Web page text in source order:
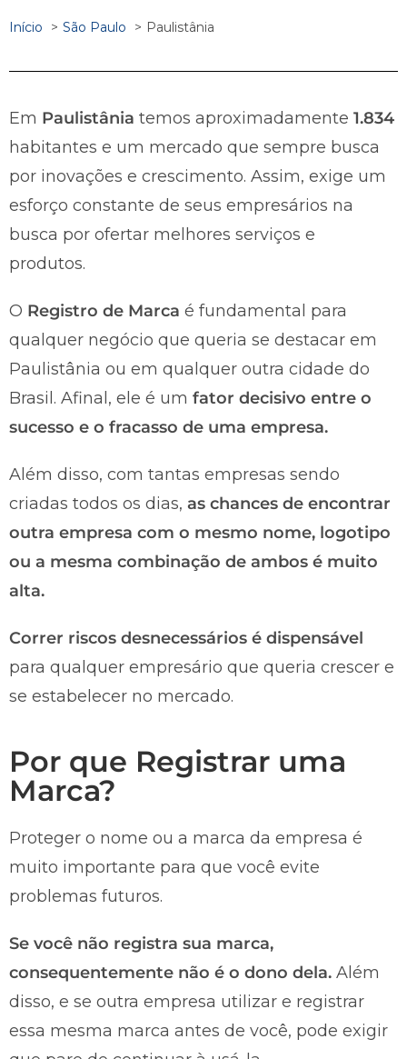
Início São Paulo Paulistânia
Em Paulistânia temos aproximadamente 1.834
habitantes e um mercado que sempre busca
por inovações e crescimento. Assim, exige um
esforço constante de seus empresários na
busca por ofertar melhores serviços e
produtos.
O Registro de Marca é fundamental para
qualquer negócio que queria se destacar em
Paulistânia ou em qualquer outra cidade do
Brasil. Afinal, ele é um fator decisivo entre o
sucesso e o fracasso de uma empresa.
Além disso, com tantas empresas sendo
criadas todos os dias, as chances de encontrar
outra empresa com o mesmo nome, logotipo
ou a mesma combinação de ambos é muito
alta.
Correr riscos desnecessários é dispensável
para qualquer empresário que queria crescer e
se estabelecer no mercado.
Por que Registrar uma
Marca?
Proteger o nome ou a marca da empresa é
muito importante para que você evite
problemas futuros.
Se você não registra sua marca,
consequentemente não é o dono dela. Além
disso, e se outra empresa utilizar e registrar
essa mesma marca antes de você, pode exigir